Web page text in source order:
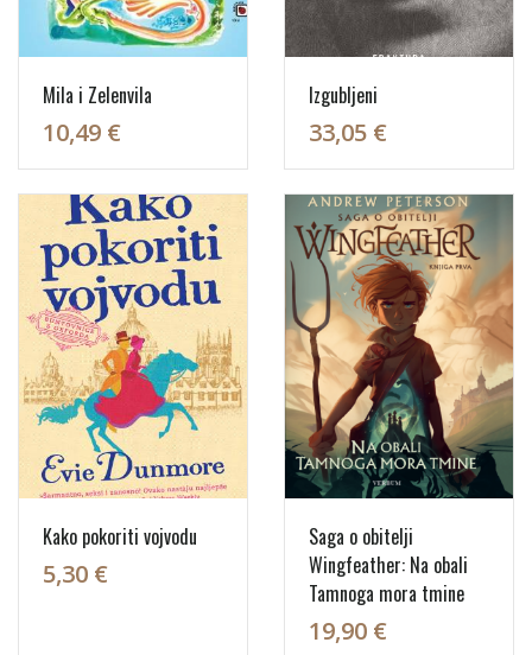
Mila i Zelenvila
10,49 €
Izgubljeni
33,05 €
Kako pokoriti vojvodu
5,30 €
Saga o obitelji
Wingfeather: Na obali
Tamnoga mora tmine
19,90 €